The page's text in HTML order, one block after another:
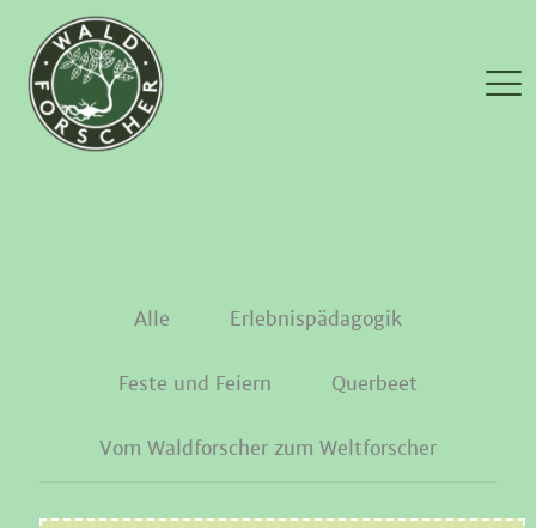
Alle Erlebnispädagogik
Feste und Feiern Querbeet
Vom Waldforscher zum Weltforscher